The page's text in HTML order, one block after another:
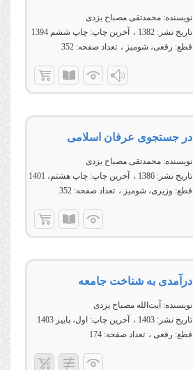
نویسنده: محمدتقی مصباح یزدی
تاریخ نشر: 1382 آخرین چاپ: چاپ ششم 1394
قطع: رقعی، شومیز تعداد صفحه: 352
در جستجوى عرفان اسلامى
نویسنده: محمدتقی مصباح یزدی
تاریخ نشر: 1386 آخرین چاپ: چاپ هشتم، 1401
قطع: وزیری، شومیز تعداد صفحه: 352
درآمدی به شناخت جامعه
نویسنده: آیت‌الله مصباح یزدی
تاریخ نشر: 1403 آخرین چاپ: اول، پاییز 1403
قطع: رقعی تعداد صفحه: 174